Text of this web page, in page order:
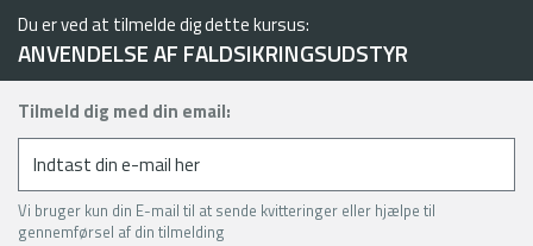
Du er ved at tilmelde dig dette kursus:
ANVENDELSE AF FALDSIKRINGSUDSTYR
Tilmeld dig med din email:
Vi bruger kun din E-mail til at sende kvitteringer eller hjælpe til
gennemførsel af din tilmelding